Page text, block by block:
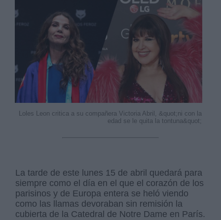
Loles Leon critica a su compañera Victoria Abril, &quot;ni con la
edad se le quita la tontuna&quot;
La tarde de este lunes 15 de abril quedará para
siempre como el día en el que el corazón de los
parisinos y de Europa entera se heló viendo
como las llamas devoraban sin remisión la
cubierta de la Catedral de Notre Dame en París.